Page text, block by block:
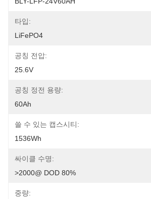
타입:
LiFePO4
공칭 전압:
25.6V
공칭 정전 용량:
60Ah
쓸 수 있는 캡스시티:
1536Wh
싸이클 수명:
>2000@ DOD 80%
중량: